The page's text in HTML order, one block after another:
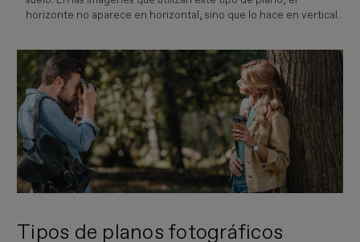
horizonte no aparece en horizontal, sino que lo hace en vertical.
Tipos de planos fotográficos